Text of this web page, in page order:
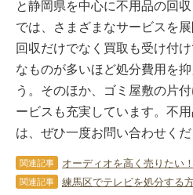
と静岡県を中心に不用品の回
では、さまざまなサービスを
回収だけでなく買取も受け付
なものが多いほど処分費用を
う。そのほか、ゴミ屋敷の片
ービスも充実しています。不
は、ぜひ一度お問い合わせくだ
関連記事
関連記事